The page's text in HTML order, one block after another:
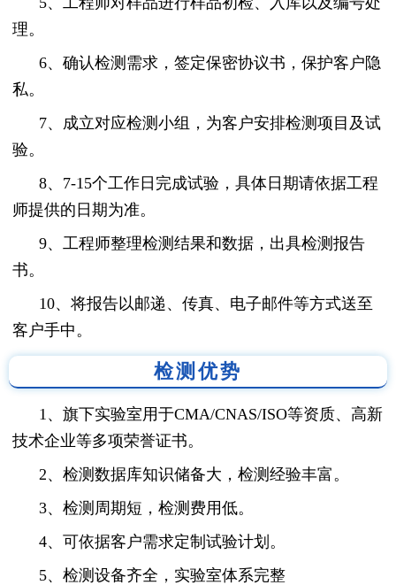
理。
6、确认检测需求，签定保密协议书，保护客户隐
私。
7、成立对应检测小组，为客户安排检测项目及试
验。
8、7-15个工作日完成试验，具体日期请依据工程
师提供的日期为准。
9、工程师整理检测结果和数据，出具检测报告
书。
10、将报告以邮递、传真、电子邮件等方式送至
客户手中。
检测优势
1、旗下实验室用于CMA/CNAS/ISO等资质、高新
技术企业等多项荣誉证书。
2、检测数据库知识储备大，检测经验丰富。
3、检测周期短，检测费用低。
4、可依据客户需求定制试验计划。
5、检测设备齐全，实验室体系完整